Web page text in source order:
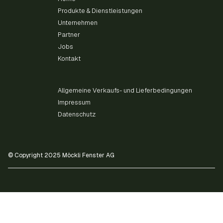
Produkte & Dienstleistungen
Unternehmen
Partner
Jobs
Kontakt
Allgemeine Verkaufs- und Lieferbedingungen
Impressum
Datenschutz
© Copyright 2025 Möckli Fenster AG